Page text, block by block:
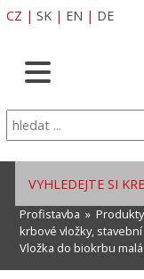
CZ | SK | EN | DE
VYHLEDEJTE SI
Profistavba » Produkty
krbové vložky,
Vložka do biokrbu